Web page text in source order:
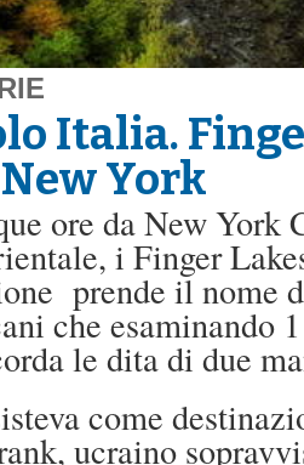
Italia.
York
ore da New
i Finger
prende il nome
che esaminando
le dita di due
come
ucraino